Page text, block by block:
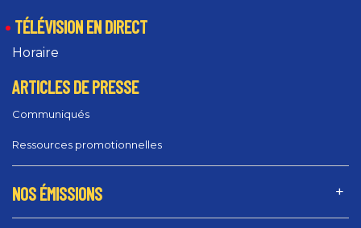
TÉLÉVISION EN DIRECT
Horaire
ARTICLES DE PRESSE
Communiqués
Ressources promotionnelles
NOS ÉMISSIONS